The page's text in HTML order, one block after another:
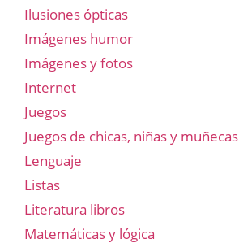
Ilusiones ópticas
Imágenes humor
Imágenes y fotos
Internet
Juegos
Juegos de chicas, niñas y muñecas
Lenguaje
Listas
Literatura libros
Matemáticas y lógica